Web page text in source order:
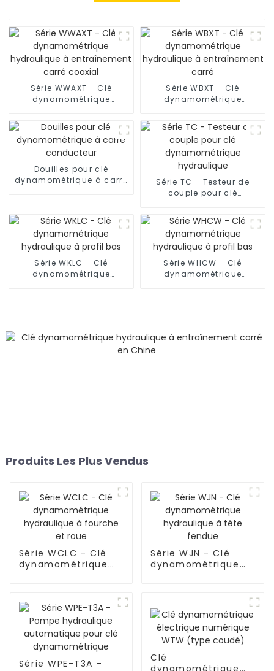
Série WWAXT - Clé
dynamométrique
entraînement carré
coaxial
Série WBXT - Clé
dynamométrique
entraînement carré
Douilles pour clé
dynamométrique à carré
Série TC - Testeur de
couple pour clé
hydraulique
Série WKLC - Clé
dynamométrique
Série WHCW - Clé
dynamométrique
Produits Les Plus Vendus
Série WCLC - Clé
dynamométrique
Série WJN - Clé
dynamométrique
Série WPE-T3A -
Clé
dynamométrique